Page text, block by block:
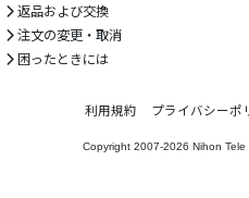
返品および交換
注文の変更・取消
困ったときには
利用規約 プライバシーポ
Copyright 2007-2026 Nihon